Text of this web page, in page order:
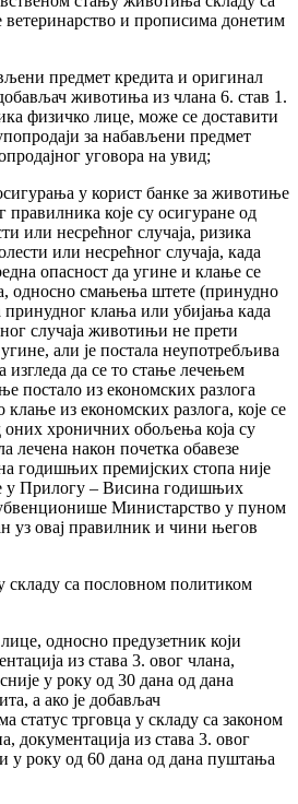
ветеринарство и прописима донетим
предмет кредита и оригинал
животиња из члана 6. став 1.
физичко лице, може се доставити
за набављени предмет
уговора на увид;
у корист банке за животиње
правилника које су осигуране од
или несрећног случаја, ризика
или несрећног случаја, када
опасност да угине и клање се
односно смањења штете (принудно
клања или убијања када
случаја животињи не прети
али је постала неупотребљива
изгледа да се то стање лечењем
постало из економских разлога
из економских разлога, које се
хроничних обољења која су
лечена након почетка обавезе
годишњих премијских стопа није
у Прилогу – Висина годишњих
Министарство у пуном
уз овај правилник и чини његов
складу са пословном политиком
односно предузетник који
из става 3. овог члана,
у року од 30 дана од дана
а ако је добављач
статус трговца у складу са законом
документација из става 3. овог
у року од 60 дана од дана пуштања